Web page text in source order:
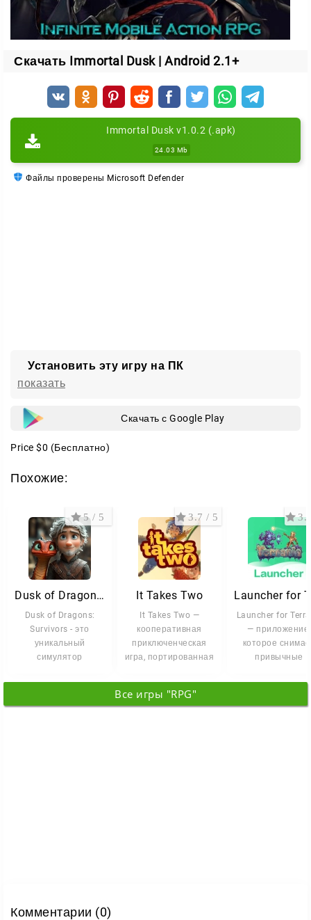
Скачать Immortal Dusk | Android 2.1+
Immortal Dusk v1.0.2 (.apk)
24.03 Mb
Файлы проверены Microsoft Defender
Установить эту игру на ПК
показать
Скачать с Google Play
Price $0 (Бесплатно)
Похожие:
Dusk of Dragons: Survivors
Dusk of Dragons:
Survivors - это
уникальный
симулятор
элементами
5 / 5
It Takes Two
It Takes Two —
кооперативная
приключенческая
игра, портированная
Вместе с
3.7 / 5
Launcher for
— приложение,
которое
привычные
открывает
Все игры "RPG"
Комментарии (0)